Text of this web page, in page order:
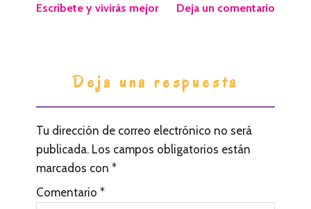
Escríbete y vivirás mejor Deja un comentario
Deja una respuesta
Tu dirección de correo electrónico no será
publicada. Los campos obligatorios están
marcados con*
Comentario*